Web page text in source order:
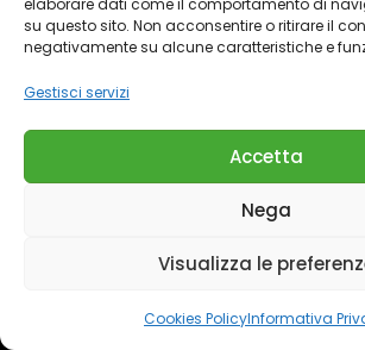
elaborare dati come il comportamento di
su questo sito. Non acconsentire o ritirare il
negativamente su alcune caratteristiche e
Gestisci servizi
Accetta
Nega
Visualizza le
Cookies PolicyInformativa
assistenza.nord@kpartners.it
SCARICA LA POLITICA
CONDIZIONI DEL SERVIZIO OTP